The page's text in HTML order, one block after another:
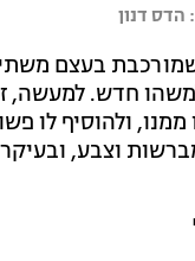
הדס דנון
בעצם משתי
חדש. למעשה,
ממנו, ולהוסיף לו
וצבע,